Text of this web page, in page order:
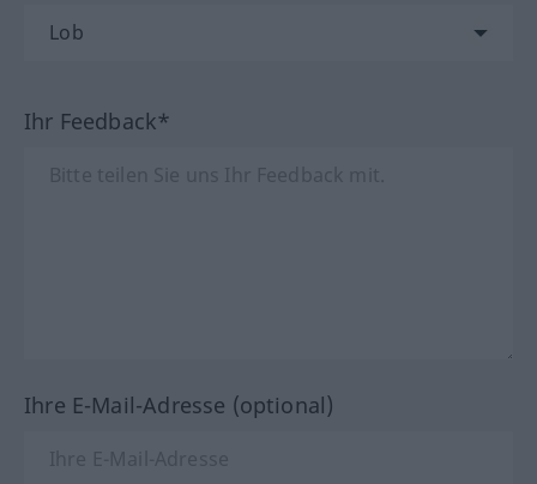
Ihr Feedback*
Ihre E-Mail-Adresse (optional)